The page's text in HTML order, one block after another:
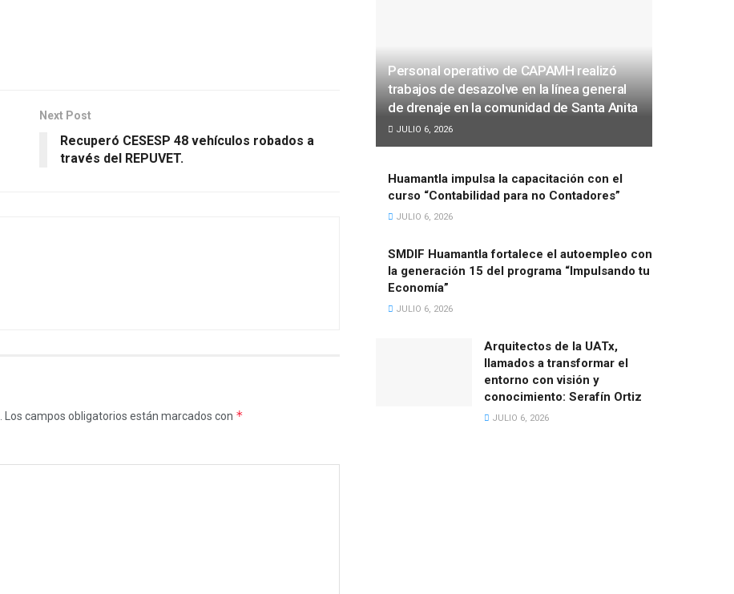
Next Post
Recuperó CESESP 48 vehículos robados a
través del REPUVET.
Los campos obligatorios están marcados con *
Personal operativo de CAPAMH realizó
trabajos de desazolve en la línea general
de drenaje en la comunidad de Santa Anita
JULIO 6, 2026
Huamantla impulsa la capacitación con el
curso “Contabilidad para no Contadores”
JULIO 6, 2026
SMDIF Huamantla fortalece el autoempleo con
la generación 15 del programa “Impulsando tu
Economía”
JULIO 6, 2026
Arquitectos de la UATx,
llamados a transformar el
entorno con visión y
conocimiento: Serafín Ortiz
JULIO 6, 2026